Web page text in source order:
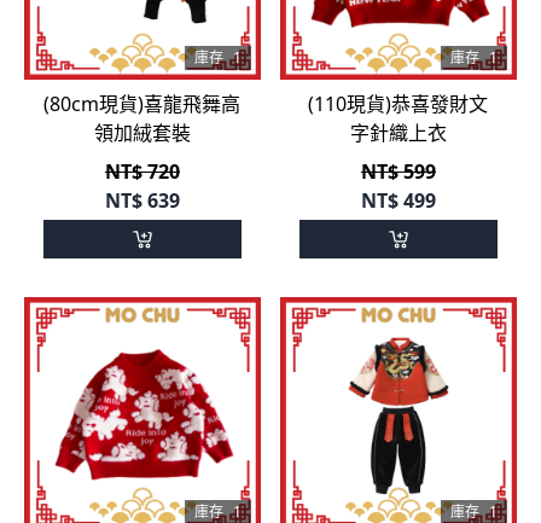
庫存 1
(80cm現貨)喜龍飛舞高
領加絨套裝
NT$ 720
NT$639
庫存 1
(110現貨)恭喜發財文
字針織上衣
NT$ 599
NT$499
庫存 1 庫存 1